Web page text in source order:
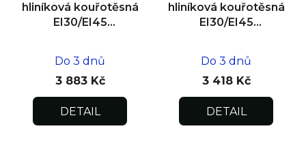
hliníková kouřotěsná
EI30/EI45
Do 3 dnů
3 883 Kč
DETAIL
hliníková kouřotěsná
EI30/EI45
Do 3 dnů
3 418 Kč
DETAIL